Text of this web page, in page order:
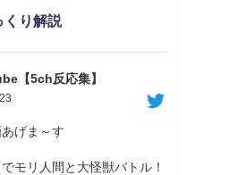
くり解説
【5ch反応集】
げま～す
モリ人間と大怪獣バトル！